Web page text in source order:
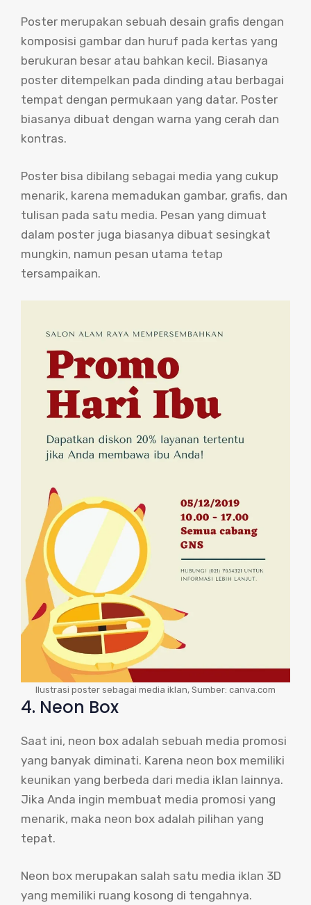
Poster merupakan sebuah desain grafis dengan
komposisi gambar dan huruf pada kertas yang
berukuran besar atau bahkan kecil. Biasanya
poster ditempelkan pada dinding atau berbagai
tempat dengan permukaan yang datar. Poster
biasanya dibuat dengan warna yang cerah dan
kontras.
Poster bisa dibilang sebagai media yang cukup
menarik, karena memadukan gambar, grafis, dan
tulisan pada satu media. Pesan yang dimuat
dalam poster juga biasanya dibuat sesingkat
mungkin, namun pesan utama tetap
tersampaikan.
Ilustrasi poster sebagai media iklan, Sumber: canva.com
4. Neon Box
Saat ini, neon box adalah sebuah media promosi
yang banyak diminati. Karena neon box memiliki
keunikan yang berbeda dari media iklan lainnya.
Jika Anda ingin membuat media promosi yang
menarik, maka neon box adalah pilihan yang
tepat.
Neon box merupakan salah satu media iklan 3D
yang memiliki ruang kosong di tengahnya.